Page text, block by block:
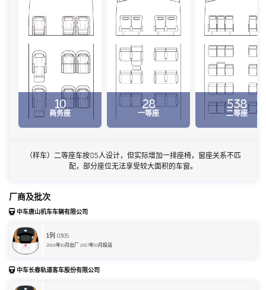
10
商务座
28
一等座
538
二等座
（样车）二等座车按85人设计，但实际增加一排座椅，窗座关系不匹
配，部分座位无法享受较大面积的车窗。
厂商及批次
中车唐山机车车辆有限公司
1列 0305
2016年10月出厂 2017年10月投运
中车长春轨道客车股份有限公司